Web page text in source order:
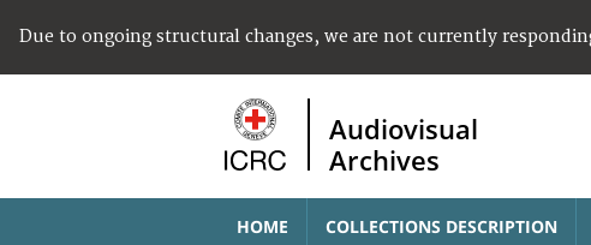
Due to ongoing structural changes, we are not currently
Audiovisual
Archives
HOME COLLECTIONS DESCRIPTION